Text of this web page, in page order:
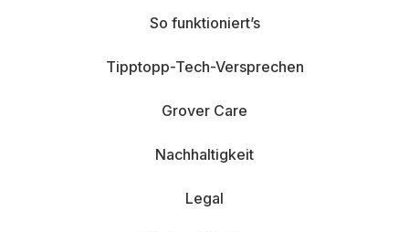
So funktioniert’s
Tipptopp-Tech-Versprechen
Grover Care
Nachhaltigkeit
Legal